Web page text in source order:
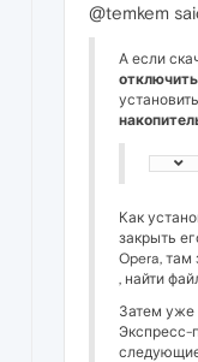
@temkem
А если
Как
закрыть
Opera, там
, найти
Затем уже
Экспресс-